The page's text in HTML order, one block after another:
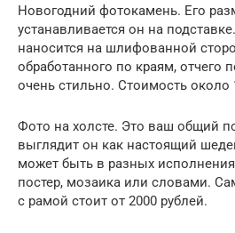
Новогодний фотокамень. Его
устанавливается он на
наносится на шлифованной
обработанного по краям, отчего
очень стильно. Стоимость около
Фото на холсте. Это ваш общий
выглядит он как настоящий
может быть в разных
постер, мозаика или словами.
с рамой стоит от 2000 рублей.